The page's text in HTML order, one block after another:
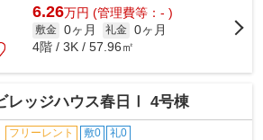
6.26万円 (管理費等：- )
敷金 0ヶ月 礼金 0ヶ月
4階 / 3K / 57.96㎡
ッジハウス春日Ⅰ 4号棟
フリーレント 敷0 礼0